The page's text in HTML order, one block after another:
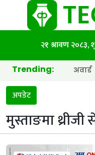
२१ श्रावण २०८३,
Trending:
द इयर’ अवार्ड
अपडेट
मुस्ताङमा थ्रीजी